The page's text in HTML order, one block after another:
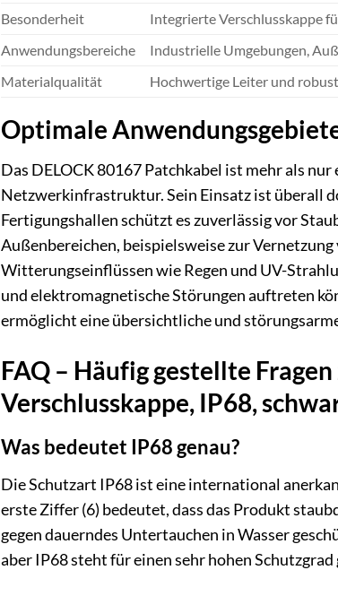
Besonderheit
Integrierte Verschlusskappe
Anwendungsbereiche
Industrielle Umgebungen,
Materialqualität
Hochwertige Leiter und
Optimale
Das DELOCK 80167 Patchkabel ist mehr als
Netzwerkinfrastruktur. Sein Einsatz ist überall
Fertigungshallen schützt es zuverlässig vor
Außenbereichen, beispielsweise zur
Witterungseinflüssen wie Regen und UV-
und elektromagnetische Störungen auftreten
ermöglicht eine übersichtliche und
FAQ – Häufig gestellte
Verschlusskappe, IP68,
Was bedeutet IP68 genau?
Die Schutzart IP68 ist eine international
erste Ziffer (6) bedeutet, dass das Produkt
gegen dauerndes Untertauchen in Wasser
aber IP68 steht für einen sehr hohen Schutzgrad